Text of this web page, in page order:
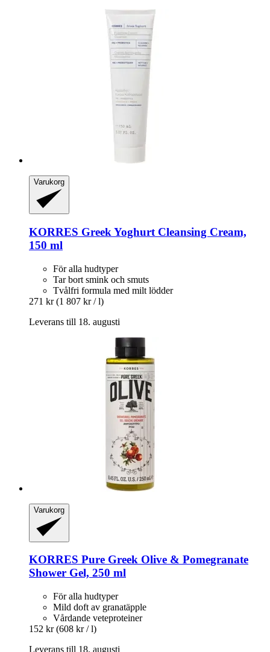
Varukorg
KORRES Greek Yoghurt Cleansing Cream,
150 ml
För alla hudtyper
Tar bort smink och smuts
Tvålfri formula med milt lödder
271 kr (1 807 kr / l)
Leverans till 18. augusti
Varukorg
KORRES Pure Greek Olive & Pomegranate
Shower Gel, 250 ml
För alla hudtyper
Mild doft av granatäpple
Vårdande veteproteiner
152 kr (608 kr / l)
Leverans till 18. augusti